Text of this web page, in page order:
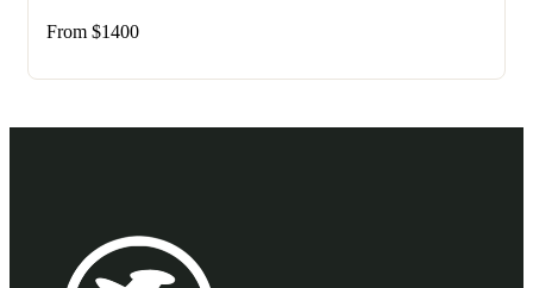
From $1400